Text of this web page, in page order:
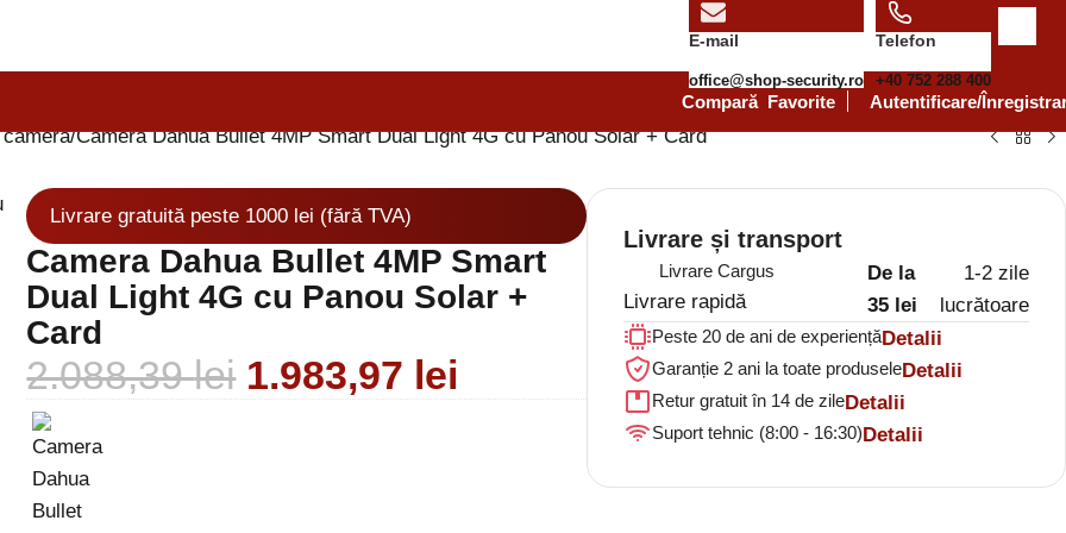
E-mail
office@shop-security.ro
Telefon
+40 752 288 400
Compară Favorite Autentificare/
Camera Dahua Bullet 4MP Smart Dual Light 4G cu Panou Solar + Card
Livrare gratuită peste 1000 lei (fără TVA)
Camera Dahua Bullet 4MP Smart
Dual Light 4G cu Panou Solar +
Card
2.088,39lei 1.983,97 lei
Livrare și transport
Livrare Cargus
Livrare rapidă
De la
35 lei
1-2 zile
lucrătoare
Peste 20 de ani de experiențăDetalii
Garanție 2 ani la toate produseleDetalii
Retur gratuit în 14 de zileDetalii
Suport tehnic (8:00 - 16:30)Detalii